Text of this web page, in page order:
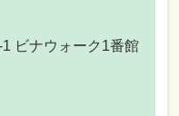
ビナウォーク1番館